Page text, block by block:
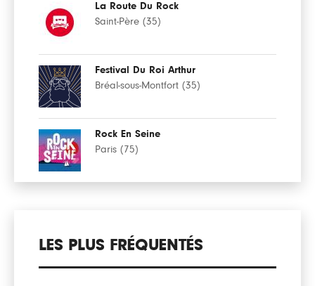
La Route Du Rock
Saint-Père (35)
Festival Du Roi Arthur
Bréal-sous-Montfort (35)
Rock En Seine
Paris (75)
LES PLUS FRÉQUENTÉS